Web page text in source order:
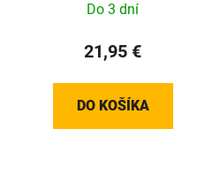
Do 3 dní
21,95 €
DO KOŠÍKA